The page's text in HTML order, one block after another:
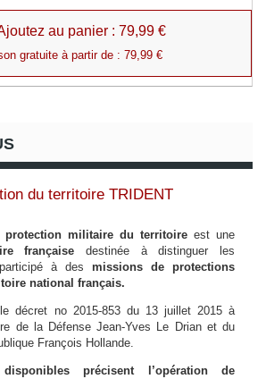
au panier : 79,99 €
gratuite à partir de : 79,99 €
du territoire TRIDENT
protection militaire du territoire est une
française destinée à distinguer les
à des missions de protections
national français.
décret no 2015-853 du 13 juillet 2015 à
de la Défense Jean-Yves Le Drian et du
François Hollande.
précisent l’opération de